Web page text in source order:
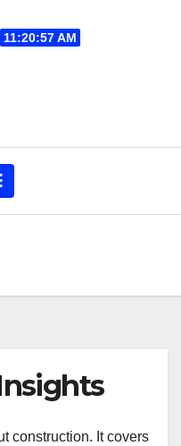
11:20:58 AM
construction. It covers